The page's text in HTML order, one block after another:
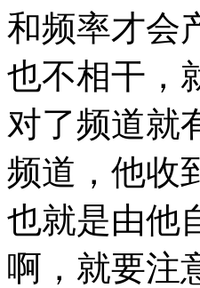
和频率才会
也不相干，
对了频道就
频道，他收
也就是由他
啊，就要注